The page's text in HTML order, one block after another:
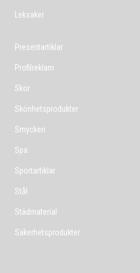
Leksaker
Presentartiklar
Profilreklam
Skor
Skönhetsprodukter
Smycken
Spa
Sportartiklar
Stål
Städmaterial
Säkerhetsprodukter